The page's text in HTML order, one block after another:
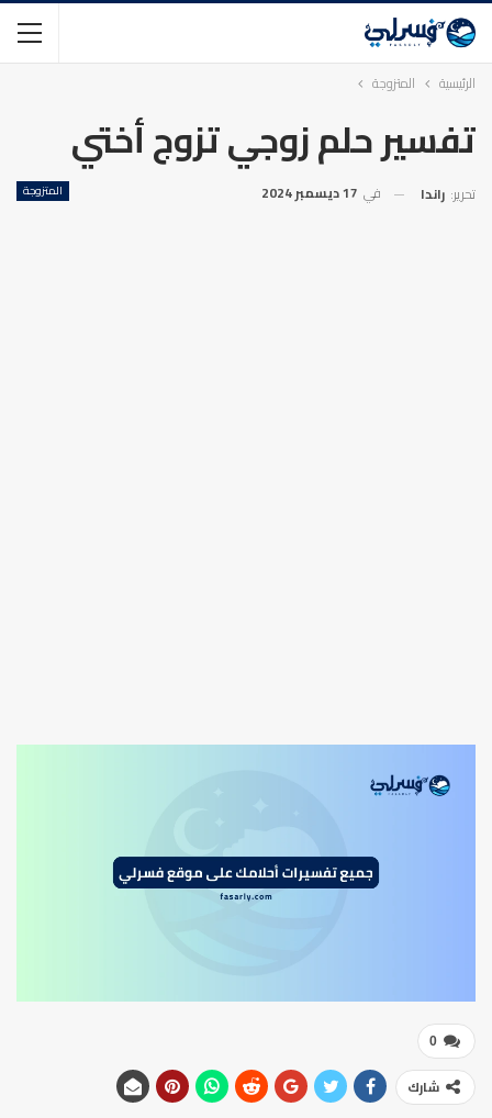
الرئيسية المتزوجة
تفسير حلم زوجي تزوج أختي
المتزوجة تحرير: راندا في 17 ديسمبر 2024
0
شارك